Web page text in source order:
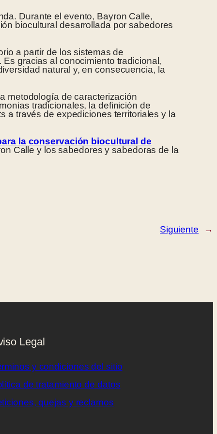
Durante el evento, Bayron Calle,
biocultural desarrollada por sabedores
a partir de los sistemas de
gracias al conocimiento tradicional,
natural y, en consecuencia, la
metodología de caracterización
tradicionales, la definición de
a través de expediciones territoriales y la
la conservación biocultural de
Calle y los sabedores y sabedoras de la
Siguiente →
Legal
y condiciones del sitio
de tratamiento de datos
quejas y reclamos